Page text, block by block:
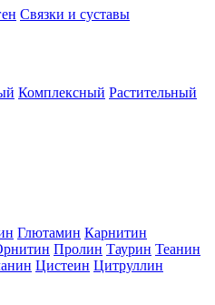
Связки и суставы
Комплексный Растительный
Глютамин Карнитин
Пролин Таурин Теанин
Цистеин Цитруллин